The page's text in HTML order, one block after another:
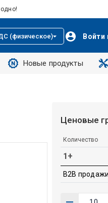
(физическое) Войти
Новые продукты
Ценовые
Количество
1+
B2B продажи